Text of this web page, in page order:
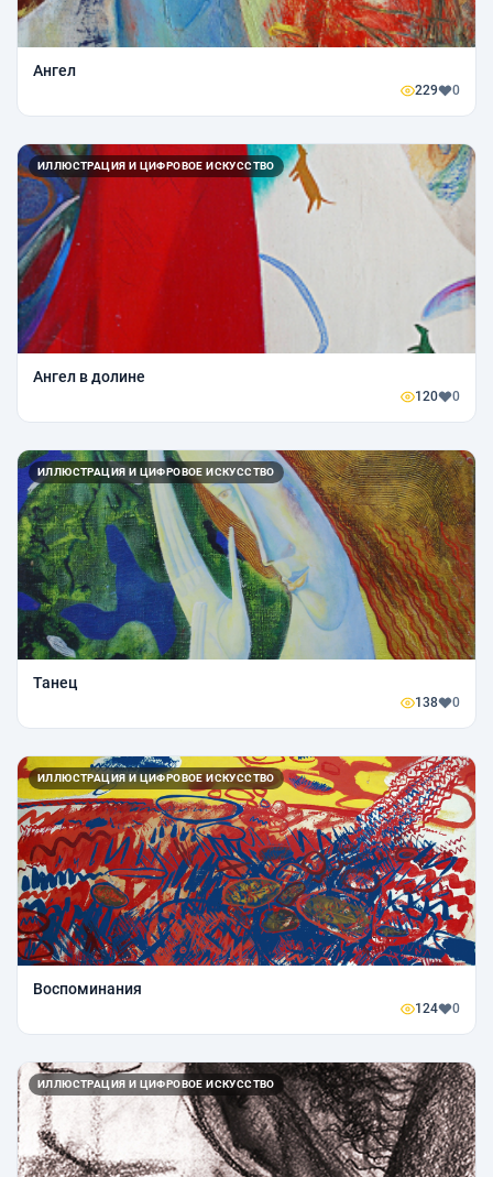
Ангел
229 0
ИЛЛЮСТРАЦИЯ И ЦИФРОВОЕ ИСКУССТВО
Ангел в долине
120 0
ИЛЛЮСТРАЦИЯ И ЦИФРОВОЕ ИСКУССТВО
Танец
138 0
ИЛЛЮСТРАЦИЯ И ЦИФРОВОЕ ИСКУССТВО
Воспоминания
124 0
ИЛЛЮСТРАЦИЯ И ЦИФРОВОЕ ИСКУССТВО